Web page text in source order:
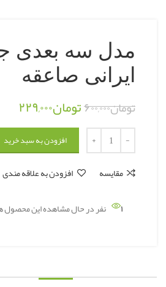
مدل سه بعدی
ایرانی صاعقه
تومان۶۰۰,۰۰۰تومان۲۲۹,۰۰۰
افزودن به سبد خرید
مقایسه افزودن به علاقه مندی
۱ نفر در حال مشاهده این